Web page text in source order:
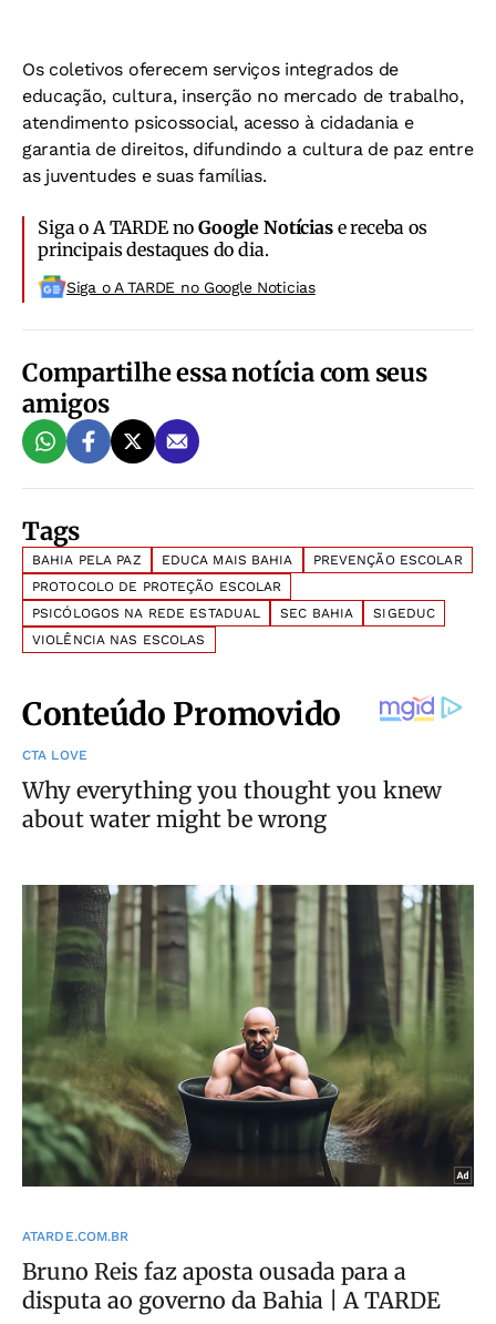
Os coletivos oferecem serviços integrados de
educação, cultura, inserção no mercado de trabalho,
atendimento psicossocial, acesso à cidadania e
garantia de direitos, difundindo a cultura de paz entre
as juventudes e suas famílias.
Siga o A TARDE noGoogle Notíciase receba os
principais destaques do dia.
Siga o A TARDE no Google Noticias
Compartilhe essa notícia com seus
amigos
Tags
BAHIA PELA PAZ EDUCA MAIS BAHIA
PREVENÇÃO ESCOLAR
PROTOCOLO DE PROTEÇÃO ESCOLAR
PSICÓLOGOS NA REDE ESTADUAL
SEC BAHIA
SIGEDUC
VIOLÊNCIA NAS ESCOLAS